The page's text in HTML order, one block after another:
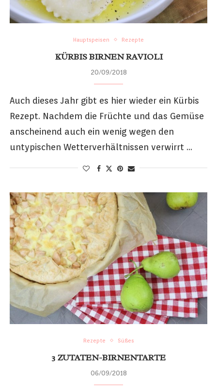
Hauptspeisen Rezepte
KÜRBIS BIRNEN RAVIOLI
20/09/2018
Auch dieses Jahr gibt es hier wieder ein Kürbis
Rezept. Nachdem die Früchte und das Gemüse
anscheinend auch ein wenig wegen den
untypischen Wetterverhältnissen verwirrt …
Rezepte Süßes
3 ZUTATEN-BIRNENTARTE
06/09/2018